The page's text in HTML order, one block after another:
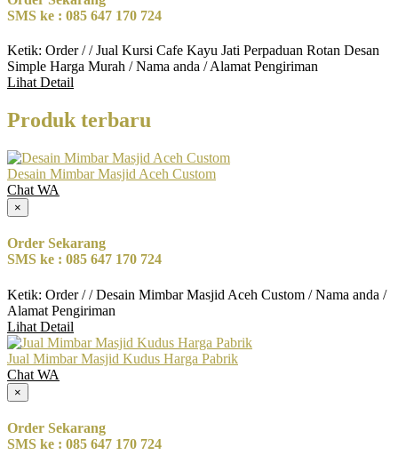
SMS ke : 085 647 170 724
Ketik: Order / / Jual Kursi Cafe Kayu Jati Perpaduan Rotan Desan
Simple Harga Murah / Nama anda / Alamat Pengiriman
Lihat Detail
Produk terbaru
Desain Mimbar Masjid Aceh Custom
Chat WA
×
Order Sekarang
SMS ke : 085 647 170 724
Ketik: Order / / Desain Mimbar Masjid Aceh Custom / Nama anda /
Alamat Pengiriman
Lihat Detail
Jual Mimbar Masjid Kudus Harga Pabrik
Chat WA
×
Order Sekarang
SMS ke : 085 647 170 724